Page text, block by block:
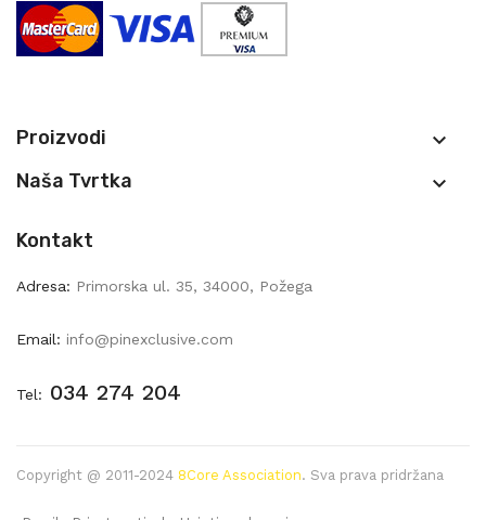
Proizvodi 
Naša Tvrtka 
Kontakt
Adresa: Primorska ul. 35, 34000, Požega
Email: info@pinexclusive.com
Tel: 034 274 204
Copyright @ 2011-2024 8Core Association. Sva prava pridržana